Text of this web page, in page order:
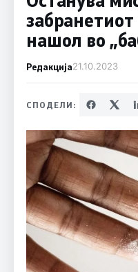
нашол во
Редакција21.10.2023
СПОДЕЛИ: